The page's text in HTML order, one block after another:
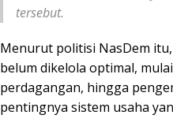
tersebut.
Menurut politisi NasDem
belum dikelola optimal,
perdagangan, hingga
pentingnya sistem usaha